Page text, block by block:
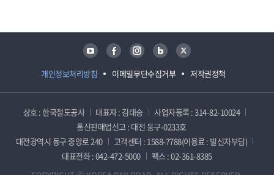
개인정보처리방침 이메일무단수집거부 저작권정책
유튜브 페이스북 인스타그램 블로그 트위터
상호 : 한국철도공사 대표자 : 김태승
사업자등록 : 314-82-10024
통신판매업신고 : 대전 동구-0233호
대전광역시 동구 중앙로 240
고객센터 : 1588-7788(이용료 : 발신자부담)
대표전화 : 042-472-5000
팩스 : 02-361-8385